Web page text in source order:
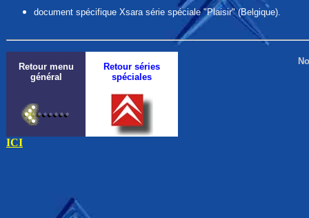
document spécifique Xsara série spéciale "Plaisir" (Belgique).
Retour menu
général
Retour séries
spéciales
ICI